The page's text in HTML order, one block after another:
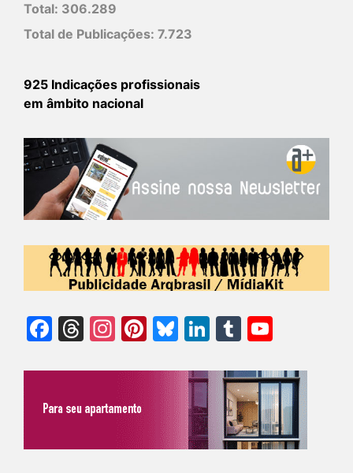
Total: 306.289
Total de Publicações: 7.723
925 Indicações profissionais
em âmbito nacional
Facebook
Threads
Instagram
Pinterest
Bluesky
LinkedIn
Tumblr